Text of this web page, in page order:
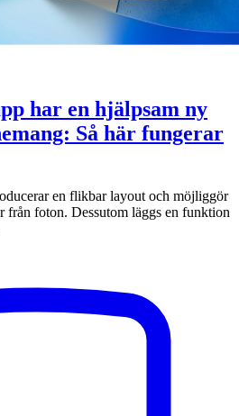
har en hjälpsam ny
Så här fungerar
en flikbar layout och möjliggör
från foton. Dessutom läggs en funktion